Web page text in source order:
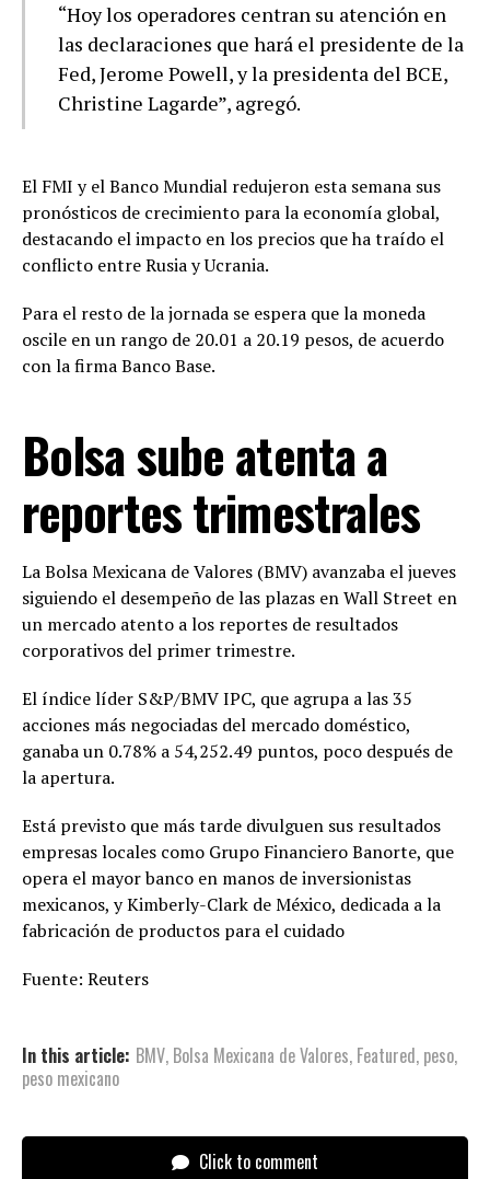
“Hoy los operadores centran su atención en
las declaraciones que hará el presidente de la
Fed, Jerome Powell, y la presidenta del BCE,
Christine Lagarde”, agregó.
El FMI y el Banco Mundial redujeron esta semana sus
pronósticos de crecimiento para la economía global,
destacando el impacto en los precios que ha traído el
conflicto entre Rusia y Ucrania.
Para el resto de la jornada se espera que la moneda
oscile en un rango de 20.01 a 20.19 pesos, de acuerdo
con la firma Banco Base.
Bolsa sube atenta a
reportes trimestrales
La Bolsa Mexicana de Valores (BMV) avanzaba el jueves
siguiendo el desempeño de las plazas en Wall Street en
un mercado atento a los reportes de resultados
corporativos del primer trimestre.
El índice líder S&P/BMV IPC, que agrupa a las 35
acciones más negociadas del mercado doméstico,
ganaba un 0.78% a 54,252.49 puntos, poco después de
la apertura.
Está previsto que más tarde divulguen sus resultados
empresas locales como Grupo Financiero Banorte, que
opera el mayor banco en manos de inversionistas
mexicanos, y Kimberly-Clark de México, dedicada a la
fabricación de productos para el cuidado
Fuente: Reuters
In this article: BMV, Bolsa Mexicana de Valores, Featured, peso,
peso mexicano
Click to comment